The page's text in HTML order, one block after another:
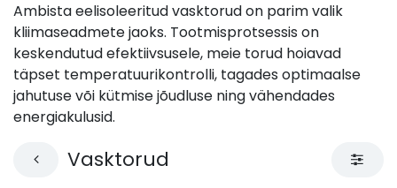
Ambista eelisoleeritud vasktorud on parim valik
kliimaseadmete jaoks. Tootmisprotsessis on
keskendutud efektiivsusele, meie torud hoiavad
täpset temperatuurikontrolli, tagades optimaalse
jahutuse või kütmise jõudluse ning vähendades
energiakulusid.
Vasktorud